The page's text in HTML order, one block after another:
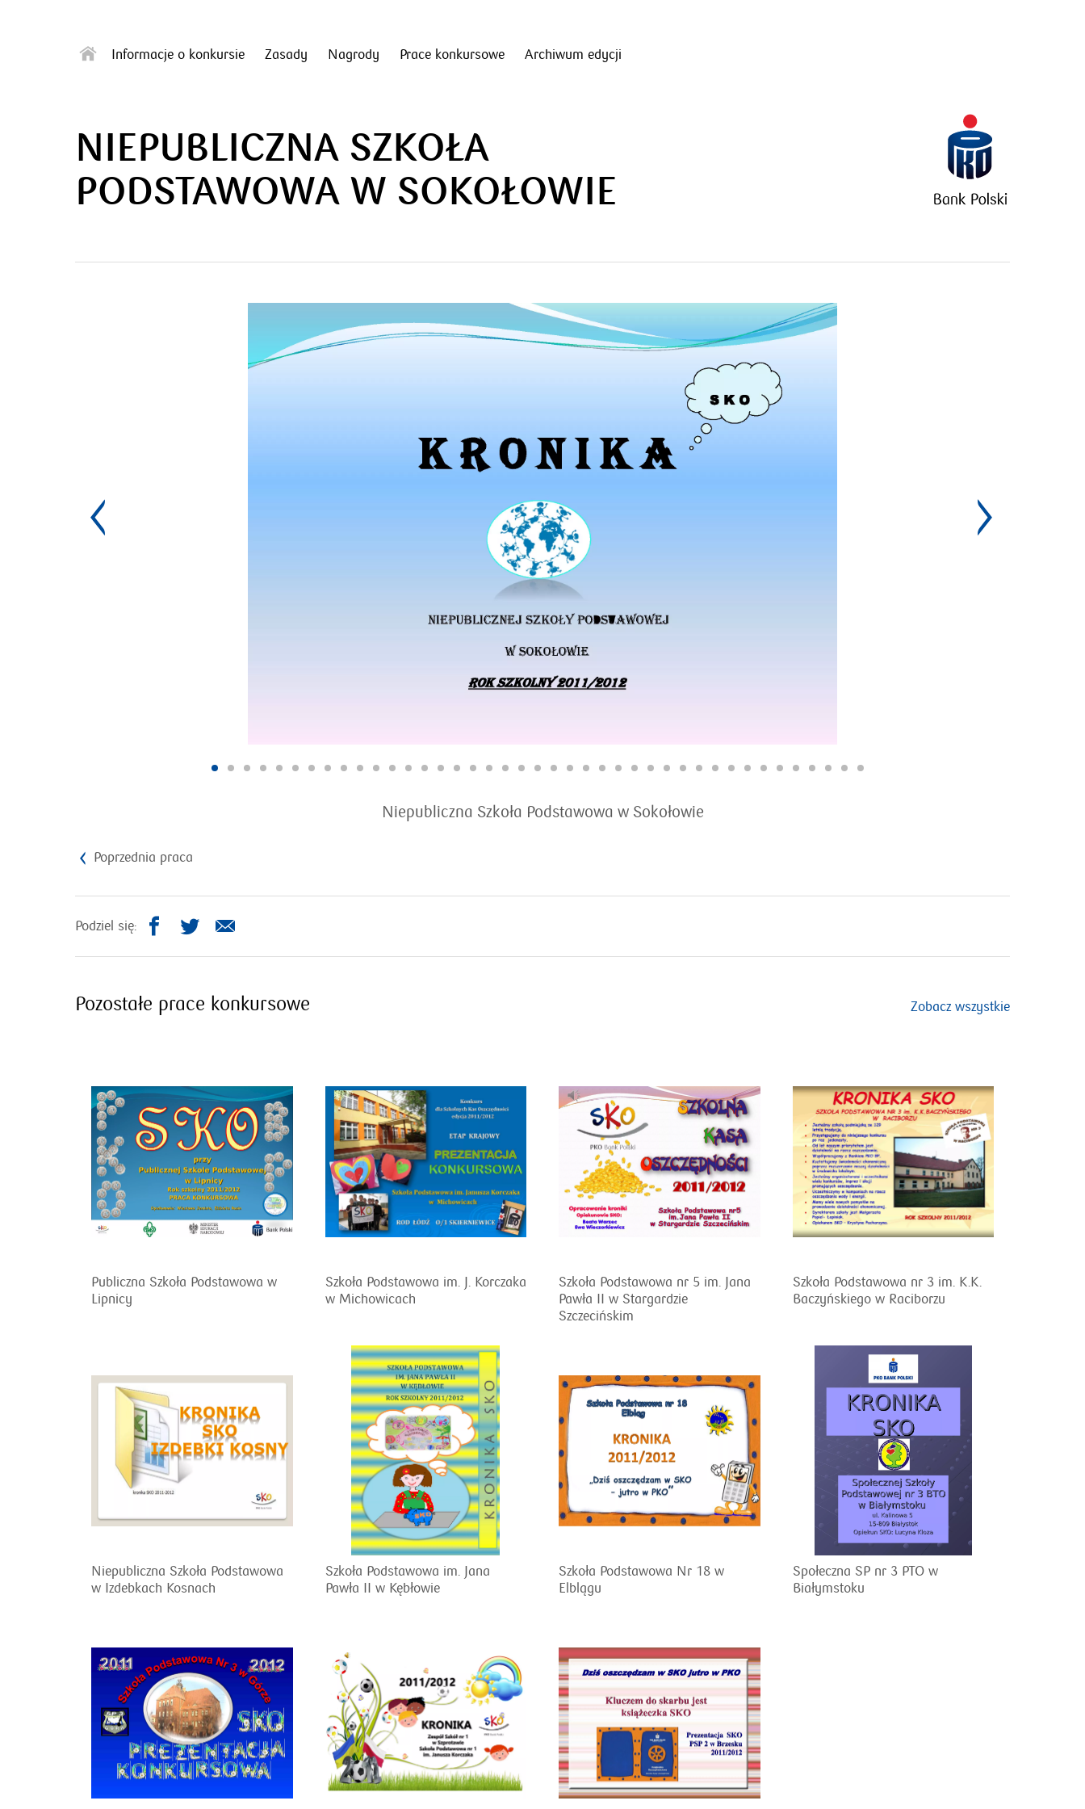
Informacje o konkursie Zasady Nagrody Prace konkursowe Archiwum edycji
NIEPUBLICZNA SZKOŁA
PODSTAWOWA W SOKOŁOWIE
Niepubliczna Szkoła Podstawowa w Sokołowie
Poprzednia praca
Podziel się:
otworzy
w
oknie
otworzy
w
oknie
Pozostałe prace konkursowe Zobacz wszystkie
Publiczna Szkoła Podstawowa w
Lipnicy
Szkoła Podstawowa im. J. Korczaka
w Michowicach
Szkoła Podstawowa nr 5 im. Jana
Pawła II w Stargardzie
Szczecińskim
Szkoła Podstawowa nr 3 im. K.K.
Baczyńskiego w Raciborzu
Niepubliczna Szkoła Podstawowa
w Izdebkach Kosnach
Szkoła Podstawowa im. Jana
Pawła II w Kębłowie
Szkoła Podstawowa Nr 18 w
Elblągu
Społeczna SP nr 3 PTO w
Białymstoku